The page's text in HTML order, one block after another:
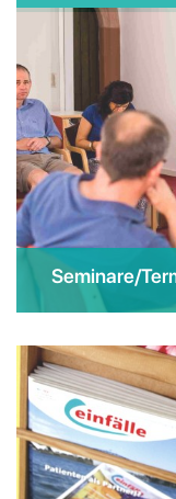
Seminare/